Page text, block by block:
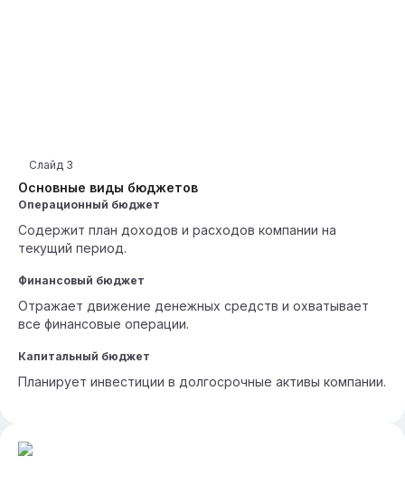
Основные виды бюджетов
Слайд 3
Операционный бюджет
Содержит план доходов и расходов компании на
текущий период.
Финансовый бюджет
Отражает движение денежных средств и охватывает
все финансовые операции.
Капитальный бюджет
Планирует инвестиции в долгосрочные активы компании.